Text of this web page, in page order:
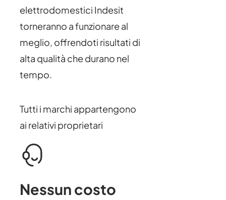
elettrodomestici Indesit
torneranno a funzionare al
meglio, offrendoti risultati di
alta qualità che durano nel
tempo.
Tutti i marchi appartengono
ai relativi proprietari
Nessun costo